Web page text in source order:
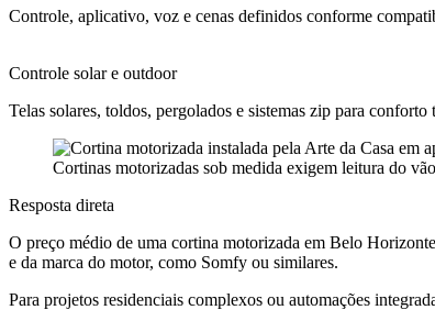
Controle, aplicativo, voz e cenas definidos conforme
Controle solar e outdoor
Telas solares, toldos, pergolados e sistemas zip para conforto
Cortinas motorizadas sob medida exigem leitura do
Resposta direta
O preço médio de uma cortina motorizada em Belo
e da marca do motor, como Somfy ou similares.
Para projetos residenciais complexos ou automações